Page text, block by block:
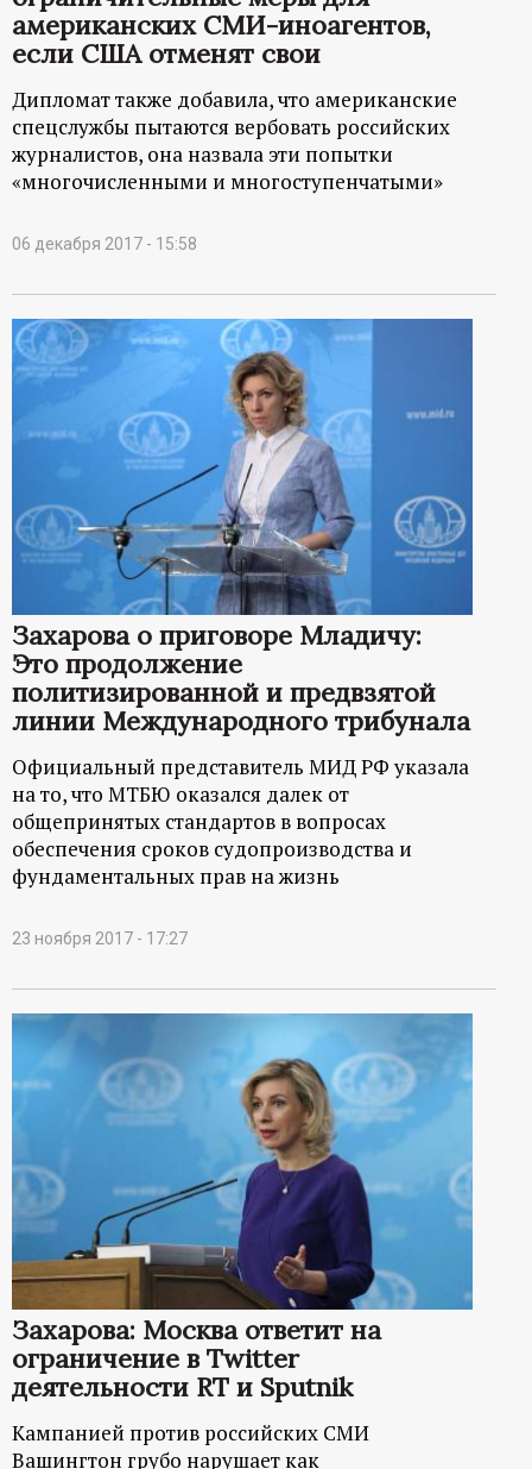
л
американских СМИ-иноагентов,
если США отменят свои
Дипломат также добавила, что американские
спецслужбы пытаются вербовать российских
журналистов, она назвала эти попытки
«многочисленными и многоступенчатыми»
06 декабря 2017 - 15:58
Захарова о приговоре Младичу:
Это продолжение
политизированной и предвзятой
линии Международного трибунала
Официальный представитель МИД РФ указала
на то, что МТБЮ оказался далек от
общепринятых стандартов в вопросах
обеспечения сроков судопроизводства и
фундаментальных прав на жизнь
23 ноября 2017 - 17:27
Захарова: Москва ответит на
ограничение в Twitter
деятельности RT и Sputnik
Кампанией против российских СМИ
Вашингтон грубо нарушает как